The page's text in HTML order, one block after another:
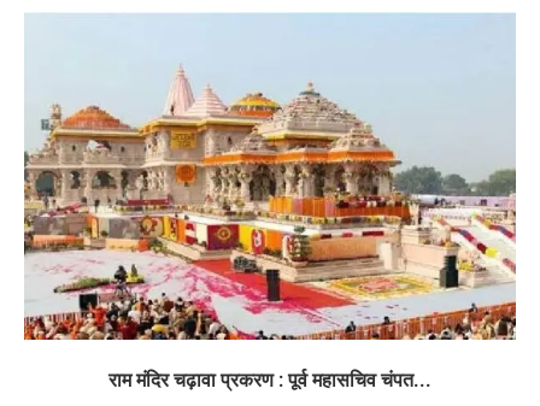
राम मंदिर चढ़ावा प्रकरण : पूर्व महासचिव चंपत...